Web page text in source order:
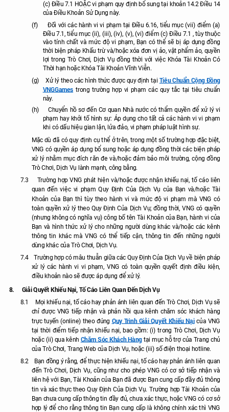
(c) Điều 7.1 HOẶC vi phạm quy định bổ sung tại khoản 14.2 Điều 14
của Điều Khoản Sử Dụng này.
(f)
Đối với các hành vi vi phạm tại Điều 6.16, tiểu mục (vii) điểm (a)
Điều 7.1, tiểu mục (ii), (iii), (iv), (v), (vi) điểm (c) Điều 7.1 , tùy thuộc
vào tính chất và mức độ vi phạm, Bạn có thể sẽ bị áp dụng đồng
thời biện pháp Khấu trừ và/hoặc xóa đơn vị ảo, vật phẩm ảo, quyền
lợi trong Trò Chơi, Dịch Vụ đồng thời với việc Khóa Tài Khoản Có
Thời hạn hoặc Khóa Tài Khoản Vĩnh Viễn.
(g)
Xử lý theo các hình thức được quy định tại Tiêu Chuẩn Cộng Đồng
VNGGames trong trường hợp vi phạm các quy tắc tại tiêu chuẩn
này.
(h)
Chuyển hồ sơ đến Cơ quan Nhà nước có thẩm quyền để xử lý vi
phạm hay khởi tố hình sự: Áp dụng cho tất cả các hành vi vi phạm
khi có dấu hiệu gian lận, lửa đảo, vi phạm pháp luật hình sự.
Mặc dù đã có quy định cụ thể ở trên, trong một số trường hợp đặc biệt,
VNG có quyền áp dụng bổ sung hoặc áp dụng đồng thời các biện pháp
xử lý nhằm mục đích răn đe và/hoặc đảm bảo môi trường, cộng đồng
Trò Chơi, Dịch Vụ lành mạnh, công bằng.
7.3
Trường hợp VNG phát hiện và/hoặc được nhận khiếu nại, tố cáo liên
quan đến việc vi phạm Quy Định Của Dịch Vụ của Bạn và/hoặc Tài
Khoản của Bạn thì tùy theo hành vi và mức độ vi phạm mà VNG có
toàn quyền xử lý theo Quy Định Của Dịch Vụ; đồng thời, VNG có quyền
(nhưng không có nghĩa vụ) công bố tên Tài Khoản của Bạn, hành vi của
Bạn và hình thức xử lý cho những người dùng khác và/hoặc các kênh
thông tin khác mà VNG có thể tiếp cận, thông tin đến những người
dùng khác của Trò Chơi, Dịch Vụ.
7.4
Trường hợp có mâu thuẫn giữa các Quy Định Của Dịch Vụ về biện pháp
xử lý các hành vi vi phạm, VNG có toàn quyền quyết định điều kiện,
điều khoản nào sẽ được áp dụng để xử lý.
8. Giải Quyết Khiếu Nại, Tố Cáo Liên Quan Đến Dịch Vụ
8.1
Mọi khiếu nại, tố cáo hay phản ánh liên quan đến Trò Chơi, Dịch Vụ sẽ
chỉ được VNG tiếp nhận và phản hồi qua kênh chăm sóc khách hàng
trực tuyến (online) theo đúng QuyTrình Giải Quyết Khiếu Nạicủa VNG
tại thời điểm tiếp nhận khiếu nại, bao gồm: (i) trong Trò Chơi, Dịch Vụ
hoặc (ii) qua kênh Chăm Sóc Khách Hàngtại mục hỗ trợ của Trang chủ
của Trò Chơi, Trang Web của Dịch Vụ, hoặc (iii) số điện thoại hotline.
8.2
Bạn đồng ý rằng, để thực hiện khiếu nại, tố cáo hay phản ánh liên quan
đến Trò Chơi, Dịch Vụ, cũng như cho phép VNG có cơ sở tiếp nhận và
liên hệ với Bạn, Tài Khoản của Bạn đã được Bạn cung cấp đầy đủ thông
tin và xác thực theo Quy Định Của Dịch Vụ. Trường hợp Tài Khoản của
Bạn chưa cung cấp thông tin đầy đủ, chưa xác thực, hoặc VNG có cơ sở
hợp lý để cho rằng thông tin Bạn cung cấp là không chính xác thì VNG